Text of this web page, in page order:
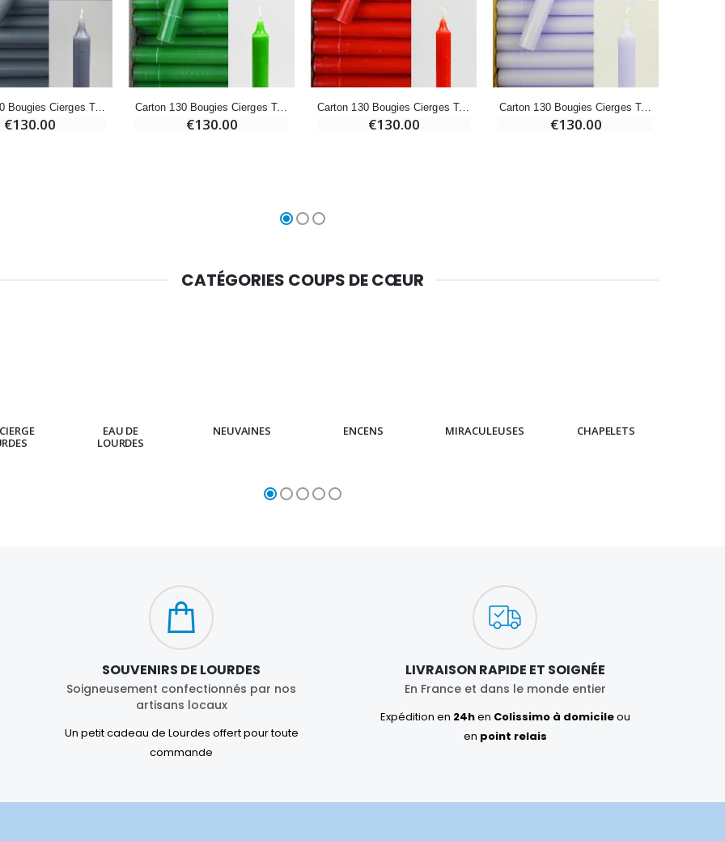
€4.90
Croix Enfant en Bois Eglise Papillons et Arc-en-ciel 15 cm
€23.00
Bougie Neuvaine pour une Guérison - 17.5cm
Carton 130 Bougies Cierges Teintées Masse Gris
€130.00
Carton 130 Bougies Cierges Teintées Masse Vert Pré
€130.00
Carton 130 Bougies Cierges Teintées Masse Rouge
€130.00
Carton 130 Bougies Cierges Teintées Masse Parme
€130.00
CATÉGORIES COUPS DE CŒUR
EAU DE
LOURDES
NEUVAINES ENCENS MIRACULEUSES CHAPELETS
SOUVENIRS DE LOURDES
Soigneusement confectionnés par nos
artisans locaux
Un petit cadeau de Lourdes offert pour toute
commande
LIVRAISON RAPIDE ET SOIGNÉE
En France et dans le monde entier
Expédition en 24hen Colissimo à domicileou
en point relais